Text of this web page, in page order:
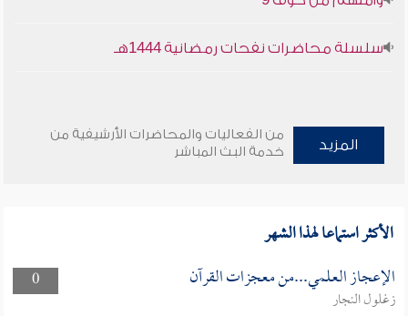
سلسلة محاضرات نفحات رمضانية 1444هـ
المزيد
من الفعاليات والمحاضرات الأرشيفية من
خدمة البث المباشر
الأكثر استماعا لهذا الشهر
0 الإعجاز العلمي...من معجزات القرآن
زغلول النجار